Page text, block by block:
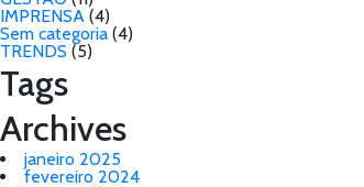
IMPRENSA (4)
Sem categoria (4)
TRENDS (5)
Tags
Archives
janeiro 2025
fevereiro 2024